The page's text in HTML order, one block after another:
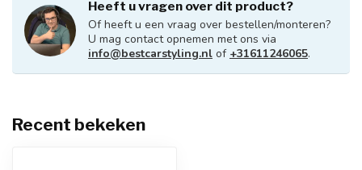
Heeft u vragen over dit product?
Of heeft u een vraag over bestellen/monteren?
U mag contact opnemen met ons via
info@bestcarstyling.nl of +31611246065.
Recent bekeken